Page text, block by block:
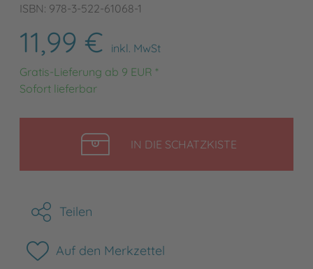
ISBN: 978-3-522-61068-1
11,99 €
inkl. MwSt
Gratis-Lieferung ab 9 EUR *
Sofort lieferbar
IN DIE SCHATZKISTELEGEN
Teilen
Auf den Merkzettel